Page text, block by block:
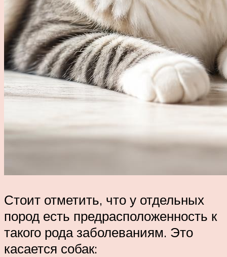
Стоит отметить, что у отдельных
пород есть предрасположенность к
такого рода заболеваниям. Это
касается собак: